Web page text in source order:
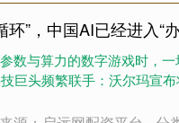
”，中国AI已经进入“
数与算力的数字游戏时，
巨头频繁联手：沃尔玛宣